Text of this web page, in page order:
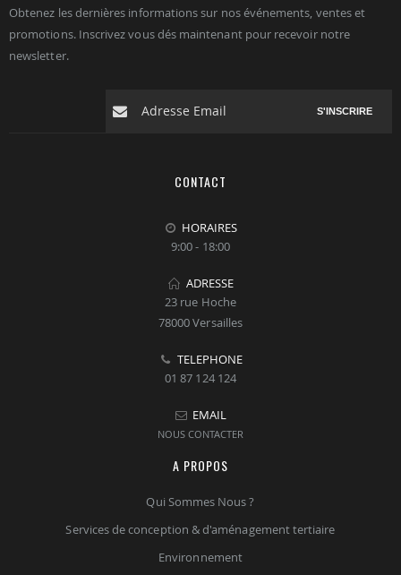
Obtenez les dernières informations sur nos événements, ventes et
promotions. Inscrivez vous dés maintenant pour recevoir notre
newsletter.
S'INSCRIRE
CONTACT
HORAIRES
9:00 - 18:00
ADRESSE
23 rue Hoche
78000 Versailles
TELEPHONE
01 87 124 124
EMAIL
NOUS CONTACTER
A PROPOS
Qui Sommes Nous ?
Services de conception & d'aménagement tertiaire
Environnement